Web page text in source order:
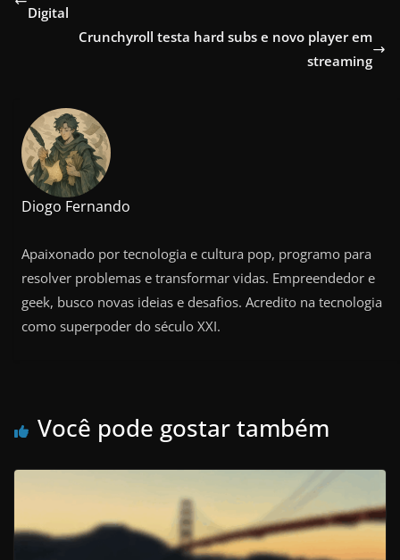
Digital
Crunchyroll testa hard subs e novo player em
streaming
Diogo Fernando
Apaixonado por tecnologia e cultura pop, programo para
resolver problemas e transformar vidas. Empreendedor e
geek, busco novas ideias e desafios. Acredito na tecnologia
como superpoder do século XXI.
Você pode gostar também